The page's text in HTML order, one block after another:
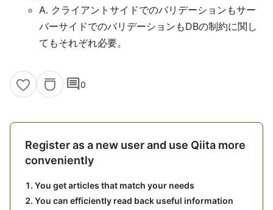
A. クライアントサイドでのバリデーションもサー
バーサイドでのバリデーションもDBの制約に関し
てもそれぞれ必要。
comment0
Register as a new user and use Qiita more
conveniently
You get articles that match your needs
You can efficiently read back useful information